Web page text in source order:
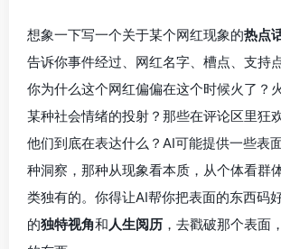
想象一下写一个关于某个网红现象的热点
告诉你事件经过、网红名字、槽点、支持
你为什么这个网红偏偏在这个时候火了？
某种社会情绪的投射？那些在评论区里狂
他们到底在表达什么？AI可能提供一些表
种洞察，那种从现象看本质，从个体看群
类独有的。你得让AI帮你把表面的东西码
的独特视角和 人生阅历 ，去戳破那个表面